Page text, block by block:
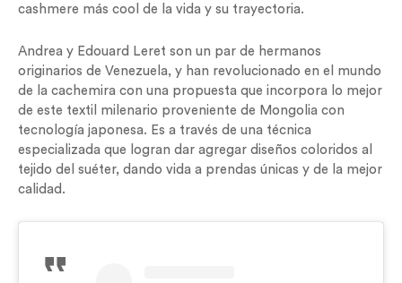
cashmere más cool de la vida y su trayectoria.
Andrea y Edouard Leret son un par de hermanos
originarios de Venezuela, y han revolucionado en el mundo
de la cachemira con una propuesta que incorpora lo mejor
de este textil milenario proveniente de Mongolia con
tecnología japonesa. Es a través de una técnica
especializada que logran dar agregar diseños coloridos al
tejido del suéter, dando vida a prendas únicas y de la mejor
calidad.